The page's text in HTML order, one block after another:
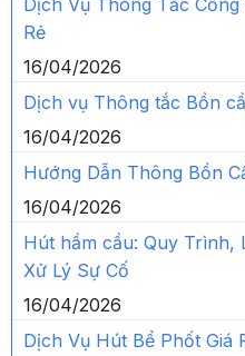
Dịch Vụ Thông Tắc
Rẻ
16/04/2026
Dịch vụ Thông tắc Bồn
16/04/2026
Hướng Dẫn Thông Bồn
16/04/2026
Hút hầm cầu: Quy Trình,
Xử Lý Sự Cố
16/04/2026
Dịch Vụ Hút Bể Phốt Giá